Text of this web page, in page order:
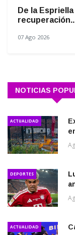
De la
07 Ago 2026
NOTICIAS
ACTUALIDAD
DEPORTES
ACTUALIDAD